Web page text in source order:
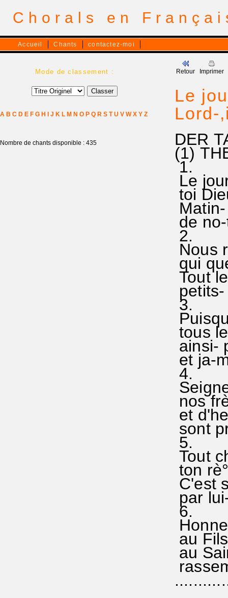
Chorals en
Accueil Chants contactez-moi
Mode de classement :
A B C D E F G H J K L M N O P Q R S T U V W X Y Z
Nombre de chants disponible : 435
Retour Imprimer
Le
Lord-
DER
(1)
1.
Le
toi
de
2.
Nous
qui
Tout
3.
tous
ainsi-
et ja-
4.
nos
et
sont
5.
Tout
ton
C'est
par
au
au